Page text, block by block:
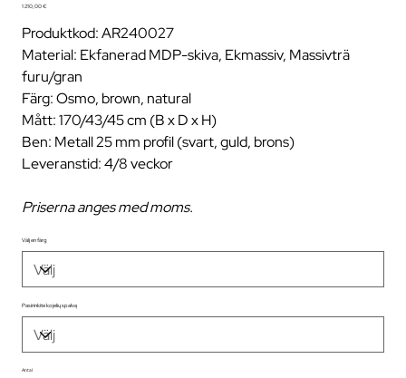
Pris
1 210,00 €
Produktkod: AR240027
Material: Ekfanerad MDP-skiva, Ekmassiv, Massivträ
furu/gran
Färg: Osmo, brown, natural
Mått: 170/43/45 cm (B x D x H)
Ben: Metall 25 mm profil (svart, guld, brons)
Leveranstid: 4/8 veckor
Priserna anges med moms.
Välj en färg
Pasirinkite kojelių spalvą
Antal